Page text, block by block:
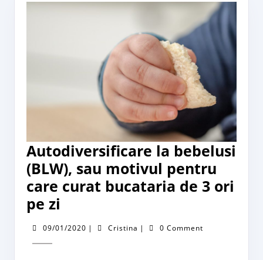
Autodiversificare la bebelusi
(BLW), sau motivul pentru
care curat bucataria de 3 ori
pe zi
la
bebelusi
09/01/2020 09/01/2020
| Cristina Cristina
| 0 Comment